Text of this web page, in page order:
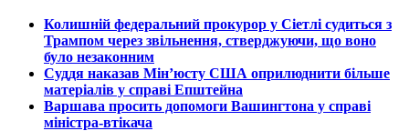
​Колишній федеральний прокурор у Сіетлі судиться з
Трампом через звільнення, стверджуючи, що воно
було незаконним
​Суддя наказав Мін’юсту США оприлюднити більше
матеріалів у справі Епштейна
​Варшава просить допомоги Вашингтона у справі
міністра-втікача